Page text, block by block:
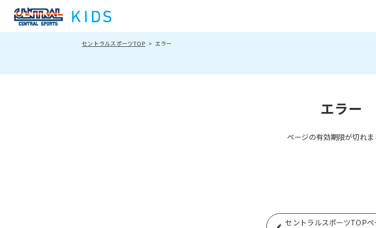
セントラルスポーツTOP エラー
エラー
ページの有効期限が切れま
セントラルスポーツTOPペ